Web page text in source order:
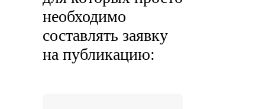
необходимо
составлять заявку
на публикацию: